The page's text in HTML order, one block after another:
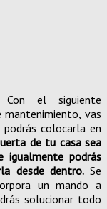
Con el siguiente
mantenimiento, vas
colocarla en
de tu casa sea
podrás
desde dentro. Se
un mando a
solucionar todo